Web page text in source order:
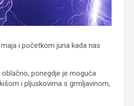
i početkom juna kada nas
ponegdje je moguća
i pljuskovima s grmljavinom,